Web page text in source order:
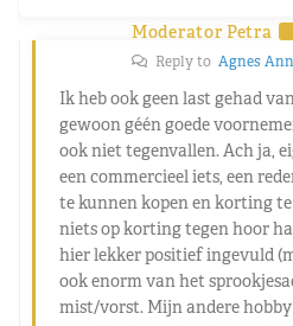
Moderator Petra
Reply to Agnes
Ik heb ook geen last gehad
gewoon géén goede
ook niet tegenvallen. Ach ja,
een commercieel iets, een
te kunnen kopen en korting te
niets op korting tegen hoor
hier lekker positief ingevuld
ook enorm van het
mist/vorst. Mijn andere